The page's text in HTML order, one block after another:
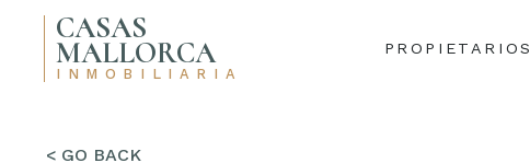
CASAS
MALLORCA
INMOBILIARIA
PROPIETARIOS